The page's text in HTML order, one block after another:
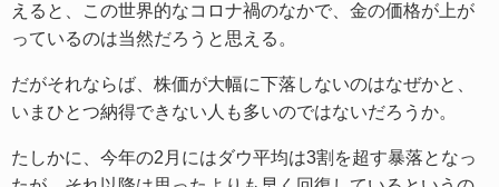
えると、この世界的なコロナ禍のなかで、金の価格が上が
っているのは当然だろうと思える。
だがそれならば、株価が大幅に下落しないのはなぜかと、
いまひとつ納得できない人も多いのではないだろうか。
たしかに、今年の2月にはダウ平均は3割を超す暴落となっ